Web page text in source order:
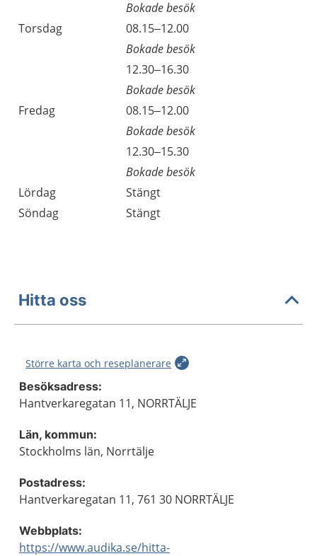
Bokade besök
Torsdag
08.15–12.00
Bokade besök
12.30–16.30
Bokade besök
Fredag
08.15–12.00
Bokade besök
12.30–15.30
Bokade besök
Lördag
Stängt
Söndag
Stängt
Hitta oss
Större karta och reseplanerare
Besöksadress:
Hantverkaregatan 11, NORRTÄLJE
Län, kommun:
Stockholms län, Norrtälje
Postadress:
Hantverkaregatan 11, 761 30 NORRTÄLJE
Webbplats:
https://www.audika.se/hitta-